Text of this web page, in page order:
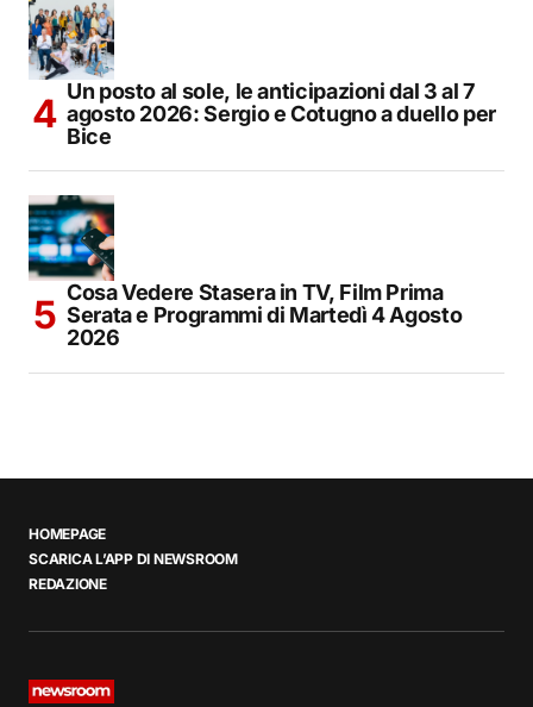
Un posto al sole, le anticipazioni dal 3 al 7
agosto 2026: Sergio e Cotugno a duello per
Bice
Cosa Vedere Stasera in TV, Film Prima
Serata e Programmi di Martedì 4 Agosto
2026
HOMEPAGE
SCARICA L’APP DI NEWSROOM
REDAZIONE